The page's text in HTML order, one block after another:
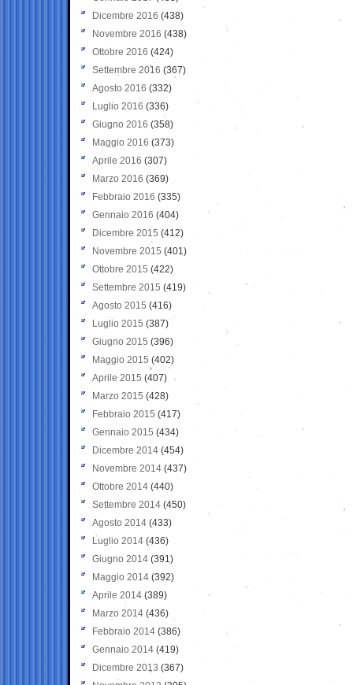
Dicembre 2016 (438)
Novembre 2016 (438)
Ottobre 2016 (424)
Settembre 2016 (367)
Agosto 2016 (332)
Luglio 2016 (336)
Giugno 2016 (358)
Maggio 2016 (373)
Aprile 2016 (307)
Marzo 2016 (369)
Febbraio 2016 (335)
Gennaio 2016 (404)
Dicembre 2015 (412)
Novembre 2015 (401)
Ottobre 2015 (422)
Settembre 2015 (419)
Agosto 2015 (416)
Luglio 2015 (387)
Giugno 2015 (396)
Maggio 2015 (402)
Aprile 2015 (407)
Marzo 2015 (428)
Febbraio 2015 (417)
Gennaio 2015 (434)
Dicembre 2014 (454)
Novembre 2014 (437)
Ottobre 2014 (440)
Settembre 2014 (450)
Agosto 2014 (433)
Luglio 2014 (436)
Giugno 2014 (391)
Maggio 2014 (392)
Aprile 2014 (389)
Marzo 2014 (436)
Febbraio 2014 (386)
Gennaio 2014 (419)
Dicembre 2013 (367)